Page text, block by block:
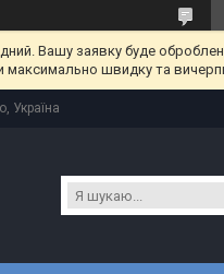
Вашу заявку буде
максимально швидку та
Україна